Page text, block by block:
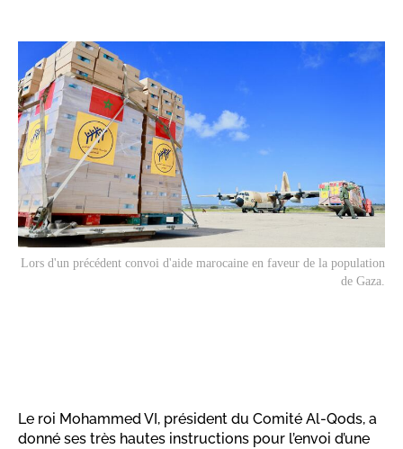
Lors d'un précédent convoi d'aide marocaine en faveur de la population
de Gaza.
Le roi Mohammed VI, président du Comité Al-Qods, a
donné ses très hautes instructions pour l’envoi d’une